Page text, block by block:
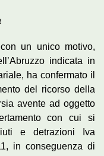
un unico motivo,
indicata in
ha confermato il
del ricorso della
avente ad oggetto
con cui si
e detrazioni Iva
in conseguenza di